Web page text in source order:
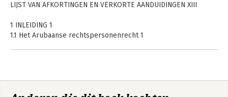
LIJST VAN AFKORTINGEN EN VERKORTE AANDUIDINGEN XIII
1 INLEIDING 1
1.1 Het Arubaanse rechtspersonenrecht 1